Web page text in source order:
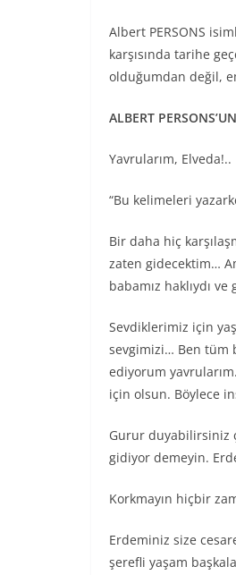
Albert PERSONS
karşısında tarihe
olduğumdan değil,
ALBERT
Yavrularım, Elveda!..
“Bu kelimeleri
Bir daha hiç
zaten gidecektim…
babamız haklıydı ve
Sevdiklerimiz için
sevgimizi… Ben tüm
ediyorum
için olsun. Böylece
Gurur duyabilirsiniz
gidiyor demeyin.
Korkmayın hiçbir
Erdeminiz size
şerefli yaşam